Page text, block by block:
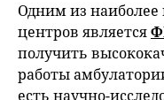
Одним из
центров является
получить
работы
есть научно-